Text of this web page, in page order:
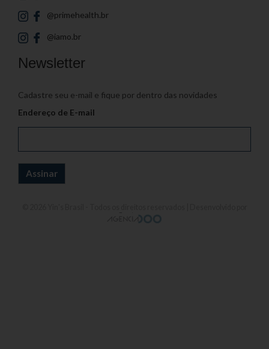
@primehealth.br
@iamo.br
Newsletter
Cadastre seu e-mail e fique por dentro das novidades
Endereço de E-mail